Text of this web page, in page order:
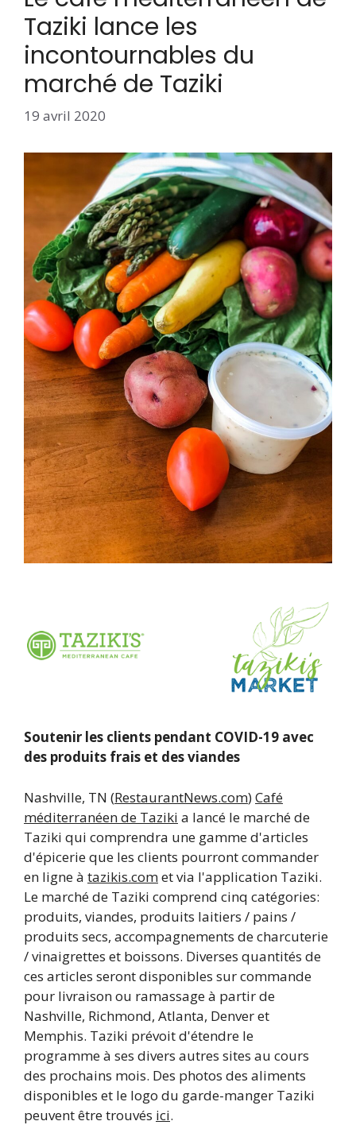
Taziki lance les
incontournables du
marché de Taziki
19 avril 2020
Soutenir les clients pendant COVID-19 avec
des produits frais et des viandes
Nashville, TN (RestaurantNews.com)Café
méditerranéen de Taziki a lancé le marché de
Taziki qui comprendra une gamme d'articles
d'épicerie que les clients pourront commander
en ligne à tazikis.comet via l'application Taziki.
Le marché de Taziki comprend cinq catégories:
produits, viandes, produits laitiers / pains /
produits secs, accompagnements de charcuterie
/ vinaigrettes et boissons. Diverses quantités de
ces articles seront disponibles sur commande
pour livraison ou ramassage à partir de
Nashville, Richmond, Atlanta, Denver et
Memphis. Taziki prévoit d'étendre le
programme à ses divers autres sites au cours
des prochains mois. Des photos des aliments
disponibles et le logo du garde-manger Taziki
peuvent être trouvés ici.